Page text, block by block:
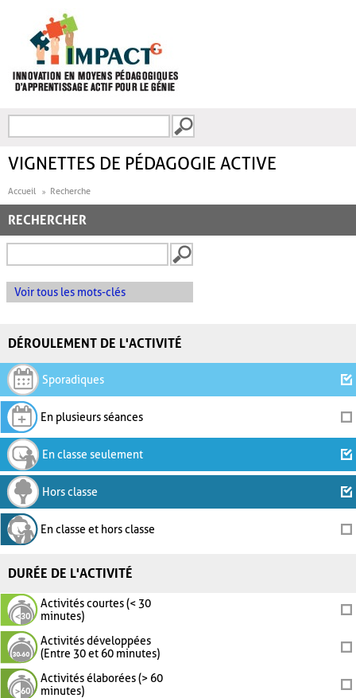
FORMULAIRE DE
VIGNETTES DE PÉDAGOGIE ACTIVE
Accueil Recherche
RECHERCHER
Voir tous les mots-clés
DÉROULEMENT DE L'ACTIVITÉ
Sporadiques
En plusieurs séances
En classe seulement
Hors classe
En classe et hors classe
DURÉE DE L'ACTIVITÉ
Activités courtes (< 30
minutes)
Activités développées
(Entre 30 et 60 minutes)
Activités élaborées (> 60
minutes)